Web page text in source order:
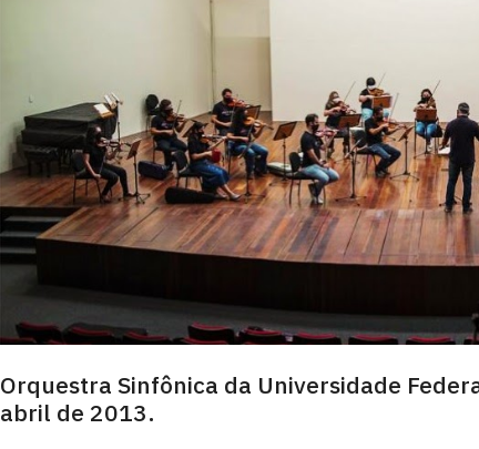
Orquestra Sinfônica da Universidade
abril de 2013.